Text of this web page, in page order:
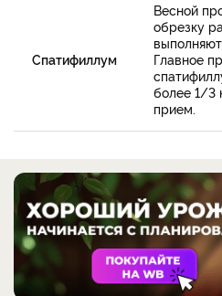
Спатифиллум
Весной
обрезку
Главное
более 1/3
прием.